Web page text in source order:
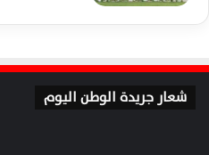
شعار جريدة الوطن اليوم